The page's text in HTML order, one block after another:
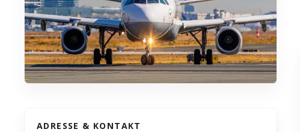
ADRESSE & KONTAKT